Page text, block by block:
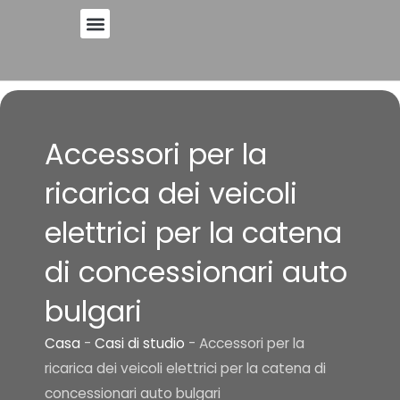
Accessori per la
ricarica dei veicoli
elettrici per la catena
di concessionari auto
bulgari
Casa - Casi di studio - Accessori per la
ricarica dei veicoli elettrici per la catena di
concessionari auto bulgari